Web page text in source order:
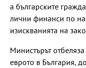
а българските
лични финанси по
изискванията на
Министърът
еврото в България,